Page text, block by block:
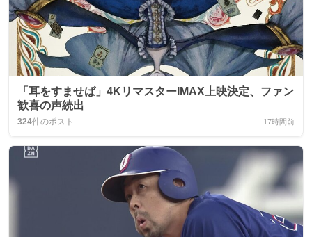
「耳をすませば」4KリマスターIMAX上映決定、ファン
歓喜の声続出
324件のポスト 17時間前